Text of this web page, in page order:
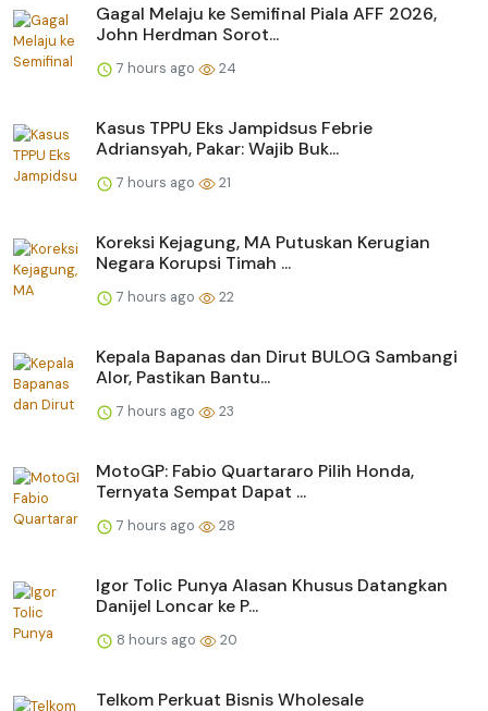
Gagal Melaju ke Semifinal Piala AFF 2026,
John Herdman Sorot...
7 hours ago 24
Kasus TPPU Eks Jampidsus Febrie
Adriansyah, Pakar: Wajib Buk...
7 hours ago 21
Koreksi Kejagung, MA Putuskan Kerugian
Negara Korupsi Timah ...
7 hours ago 22
Kepala Bapanas dan Dirut BULOG Sambangi
Alor, Pastikan Bantu...
7 hours ago 23
MotoGP: Fabio Quartararo Pilih Honda,
Ternyata Sempat Dapat ...
7 hours ago 28
Igor Tolic Punya Alasan Khusus Datangkan
Danijel Loncar ke P...
8 hours ago 20
Telkom Perkuat Bisnis Wholesale